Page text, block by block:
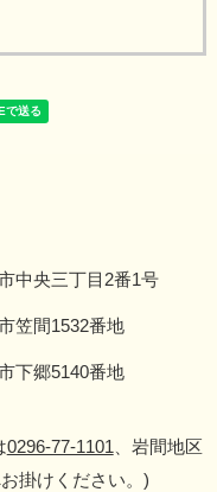
中央三丁目2番1号
笠間1532番地
下郷5140番地
0296-77-1101、岩間地区
掛けください。)